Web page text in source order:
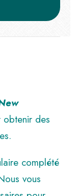
des
complété
vous